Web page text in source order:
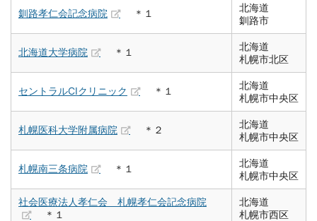
釧路孝仁会記念病院 ＊１
北海道
釧路市
北海道大学病院 ＊１
北海道
札幌市北区
セントラルCIクリニック ＊１
北海道
札幌市中央区
札幌医科大学附属病院 ＊２
北海道
札幌市中央区
札幌南三条病院 ＊１
北海道
札幌市中央区
社会医療法人孝仁会 札幌孝仁会記念病院
＊１
北海道
札幌市西区